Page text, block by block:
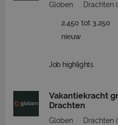
Globen Drachten
2.450 tot 3.250
nieuw
Job highlights
Vakantiekracht
Drachten
Globen Drachten